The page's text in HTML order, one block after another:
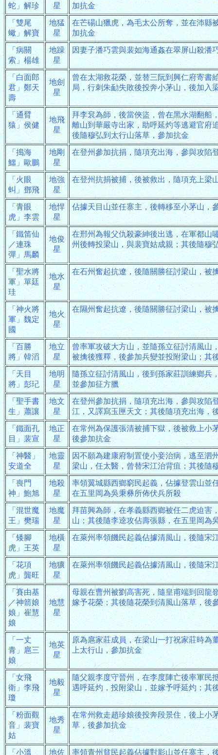
蛇」解珍
星
加抗金
「雙尾
蠍」解寶
地猛
星
在芒碭山獵虎，為毛太公所奪，並在沛縣
加抗金
「病關
索」楊雄
地躁
星
因妻子潘巧雲與裴如海通姦在翠屏山殺潘
「白面郎
君」鄭天
壽
地劍
星
曾在太湖救花榮，並替三阮到興仁府寄書
局，行刺朱勔失敗後投奔小茅山，後加入
「通臂
猿」侯健
地飛
星
拜李袞為師，後當俠盜，曾在黑水湖翻船
離山到華嚴寺出家，助呼延灼等逃避官府
後隨穆弘到太行山落草，參加抗金
「搗海
鱷」歐鵬
地剛
星
在登州參加抗捐，隨項充出海，參與攻陷
「火眼
虯」鄧飛
地強
星
在登州抗捐被捕，後被救出，隨項充上梁
「青眼
虎」李雲
地悍
星
佔據天目山並任寨主，後轉移至小茅山，
「鐵笛仙
／連珠
彈」馬麟
地俊
星
在邢州為報父仇殺豪紳後出逃，在軍都山
州後轉投梁山，與裴寶姑成親；其後隨穆
「聖水將
軍」單廷
珪
地水
星
在石州奮起抗遼，後隨關勝征討梁山，被
「神火將
軍」魏定
國
地火
星
在隰州奮起抗遼，後隨關勝征討梁山，被
「百勝
將」韓滔
地立
星
曾率軍攻破大方山，並隨孫立征討清風山
被擒後獲釋，後參加兵變並投附梁山；其
「天目
將」彭玘
地明
星
隨孫立征討清風山，後到孫家莊訓練鄉兵
並參加征方臘
「聖手書
生」蕭讓
地文
星
在登州參加抗捐，隨項充出海，參與攻陷
江，又譯寫玉匣天文；其後隨項充出海，
「鐵面孔
目」裴宣
地正
星
在常州為保護張清被捕下獄，後被救上小
後參加抗金
「神醫」
安道全
地靈
星
因不願為建康府制置使小妾治病，逃至泗
梁山，任太醫，曾替宋江治背疽；其後隨
「喪門
神」鮑旭
地殺
星
率領翼城縣西鄉窮民起義，佔據登雲山並
在五里岡為吳秉彝所佈伏兵所殺
「混世魔
王」樊瑞
地魔
星
拜苗興為師，在孝義縣西鄉被任二虎迫害
山；其後隨李逵攻佔壽張縣，在五里岡為
「矮腳
虎」王英
地橫
星
在萊州率領饑民起義佔據清風山，後隨宋
「花項
虎」龔旺
地獷
星
在萊州率領饑民起義佔據清風山，後隨宋
「賽由基
／神箭娘
娘」崔慧
娘
地慧
星
母親在曹州被劉高害死，隨皇甫端到回龍
嫁予花榮；其後隨花榮到清風山落草，後
「一丈
青」扈三
娘
地英
星
原為扈家莊成員，在梁山一打祝家莊時為
上太行山，參加抗金
「女飛
衛」李飛
瓊
地毅
星
隨父親李度守晉州，在李度陣亡後率軍民
遇呼延灼，投附梁山，並嫁予呼延灼；其
「粉面觀
音」裴寶
姑
地秀
星
在常州救走趙珍娘後投奔段景住，後上小
草，後參加抗金
「小溫
地佐
率領青州貧民起義佔據對影山並任寨主，